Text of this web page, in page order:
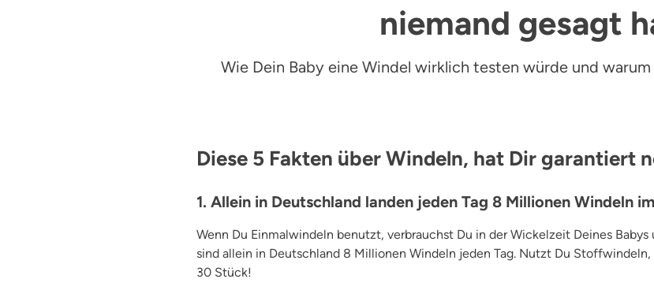
niemand gesagt
Wie Dein Baby eine Windel wirklich testen würde und
Diese 5 Fakten über Windeln, hat Dir garantiert
1. Allein in Deutschland landen jeden Tag 8 Millionen Windeln
Wenn Du Einmalwindeln benutzt, verbrauchst Du in der Wickelzeit Deines
sind allein in Deutschland 8 Millionen Windeln jeden Tag. Nutzt Du
30 Stück!